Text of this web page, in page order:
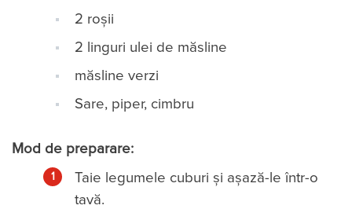
2 roșii
2 linguri ulei de măsline
măsline verzi
Sare, piper, cimbru
Mod de preparare:
Taie legumele cuburi și așază-le într-o
tavă.